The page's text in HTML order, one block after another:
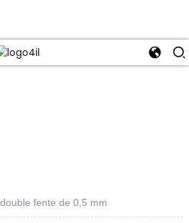
fente de 0,5 mm